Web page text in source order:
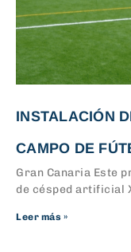
INSTALACIÓN
CAMPO DE
Gran Canaria Este
de césped artificial
Leer más »